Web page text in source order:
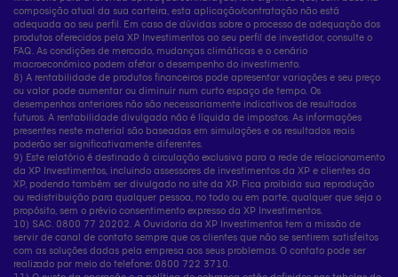
composição atual da sua carteira, esta aplicação/contratação não está
adequada ao seu perfil. Em caso de dúvidas sobre o processo de adequação dos
produtos oferecidos pela XP Investimentos ao seu perfil de investidor, consulte o
FAQ. As condições de mercado, mudanças climáticas e o cenário
macroeconômico podem afetar o desempenho do investimento.
8) A rentabilidade de produtos financeiros pode apresentar variações e seu preço
ou valor pode aumentar ou diminuir num curto espaço de tempo. Os
desempenhos anteriores não são necessariamente indicativos de resultados
futuros. A rentabilidade divulgada não é líquida de impostos. As informações
presentes neste material são baseadas em simulações e os resultados reais
poderão ser significativamente diferentes.
9) Este relatório é destinado à circulação exclusiva para a rede de relacionamento
da XP Investimentos, incluindo assessores de investimentos da XP e clientes da
XP, podendo também ser divulgado no site da XP. Fica proibida sua reprodução
ou redistribuição para qualquer pessoa, no todo ou em parte, qualquer que seja o
propósito, sem o prévio consentimento expresso da XP Investimentos.
10) SAC. 0800 77 20202. A Ouvidoria da XP Investimentos tem a missão de
servir de canal de contato sempre que os clientes que não se sentirem satisfeitos
com as soluções dadas pela empresa aos seus problemas. O contato pode ser
realizado por meio do telefone: 0800 722 3710.